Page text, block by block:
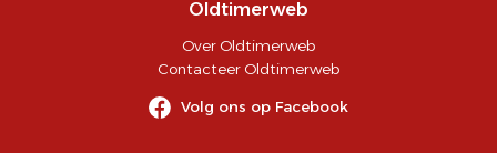
Oldtimerweb
Over Oldtimerweb
Contacteer Oldtimerweb
Volg ons op Facebook